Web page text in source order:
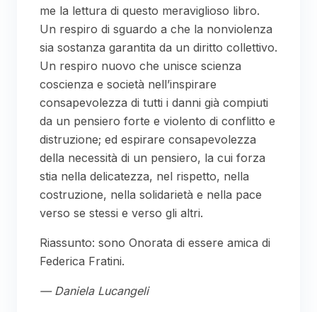
me la lettura di questo meraviglioso libro.
Un respiro di sguardo a che la nonviolenza
sia sostanza garantita da un diritto collettivo.
Un respiro nuovo che unisce scienza
coscienza e società nell’inspirare
consapevolezza di tutti i danni già compiuti
da un pensiero forte e violento di conflitto e
distruzione; ed espirare consapevolezza
della necessità di un pensiero, la cui forza
stia nella delicatezza, nel rispetto, nella
costruzione, nella solidarietà e nella pace
verso se stessi e verso gli altri.
Riassunto: sono Onorata di essere amica di
Federica Fratini.
— Daniela Lucangeli